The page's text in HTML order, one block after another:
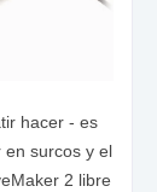
hacer - es
en surcos y el
2 libre